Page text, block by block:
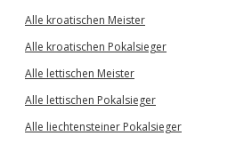
Alle kroatischen Meister
Alle kroatischen Pokalsieger
Alle lettischen Meister
Alle lettischen Pokalsieger
Alle liechtensteiner Pokalsieger